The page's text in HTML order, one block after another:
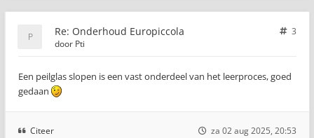
Re: Onderhoud Europiccola
3
door Pti
Een peilglas slopen is een vast onderdeel van het leerproces, goed
gedaan
Citeer za 02 aug 2025, 20:53